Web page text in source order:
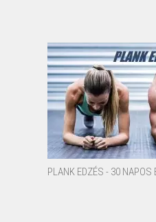
PLANK EDZÉS - 30 NAPOS